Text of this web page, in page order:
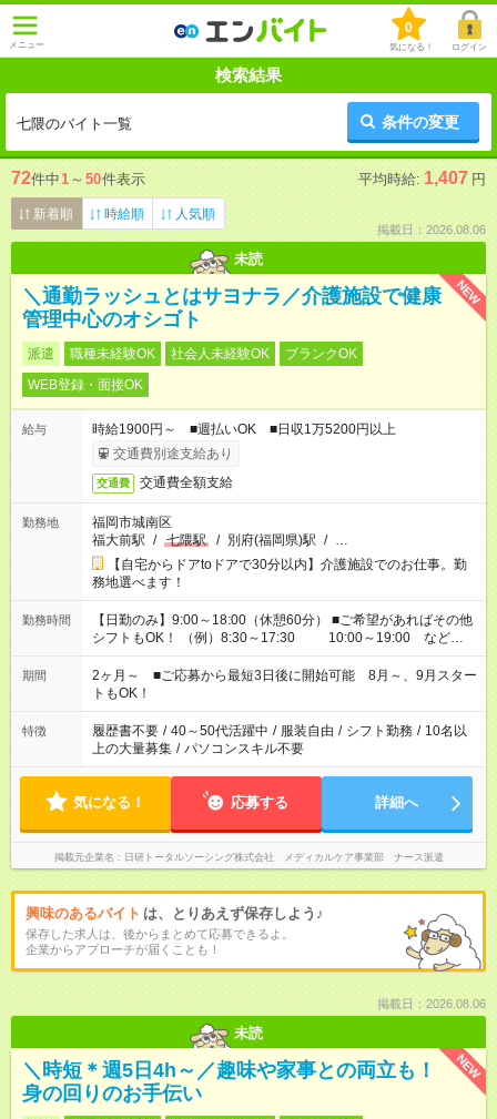
メニュー
0
気になる！ ログイン
検索結果
七隈のバイト一覧 条件の変更
72件中1 ～ 50件表示 平均時給: 1,407 円
新着順 時給順 人気順
掲載日：2026.08.06
未読
NEW
＼通勤ラッシュとはサヨナラ／介護施設で健康
管理中心のオシゴト
派遣 職種未経験OK 社会人未経験OK
ブランクOK
WEB登録・面接OK
給与
時給1900円～ ■週払いOK ■日収1万5200円以上
交通費別途支給あり
交通費 交通費全額支給
勤務地
福岡市城南区
福大前駅 / 七隈駅 / 別府(福岡県)駅 / …
【自宅からドアtoドアで30分以内】介護施設でのお仕事。勤
務地選べます！
勤務時間
【日勤のみ】9:00～18:00（休憩60分） ■ご希望があればその他
シフトもOK！ （例）8:30～17:30 10:00～19:00 など
「家族とお休みを合わせたい」 「余裕を持って夕飯の準備がし
たい」 「できれば残業はしたくない」 など、ご希望があれば教
えてくださいね。 ※Wワーク希望の方へ 今ご覧のお仕事で希望
する勤務時間と、もう1つのお仕事の勤務時間。 合計で週40時
間を超える場合は応募できません
期間
2ヶ月～ ■ご応募から最短3日後に開始可能 8月～、9月スター
トもOK！
特徴 履歴書不要 / 40～50代活躍中 / 服装自由 / シフト勤務 / 10名以
上の大量募集 / パソコンスキル不要
気になる！ 応募する 詳細へ
掲載元企業名 日研トータルソーシング株式会社 メディカルケア事業部 ナース派遣
興味のあるバイト は、とりあえず保存しよう♪
保存した求人は、後からまとめて応募できるよ。
企業からアプローチが届くことも！
掲載日：2026.08.06
未読
NEW
＼時短＊週5日4h～／趣味や家事との両立も！
身の回りのお手伝い